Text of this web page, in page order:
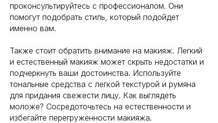
проконсультируйтесь с профессионалом. Они
помогут подобрать стиль, который подойдет
именно вам.
Также стоит обратить внимание на макияж. Легкий
и естественный макияж может скрыть недостатки и
подчеркнуть ваши достоинства. Используйте
тональные средства с легкой текстурой и румяна
для придания свежести лицу. Как выглядеть
моложе? Сосредоточьтесь на естественности и
избегайте перегруженности макияжа.
Навигация